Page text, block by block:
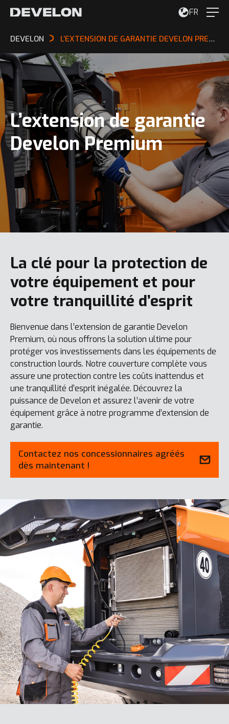
FR
DEVELON L’EXTENSION DE GARANTIE DEVELON PREMIUM
L’extension de garantie
Develon Premium
La clé pour la protection de
votre équipement et pour
votre tranquillité d’esprit
Bienvenue dans l’extension de garantie Develon
Premium, où nous offrons la solution ultime pour
protéger vos investissements dans les équipements de
construction lourds. Notre couverture complète vous
assure une protection contre les coûts inattendus et
une tranquillité d’esprit inégalée. Découvrez la
puissance de Develon et assurez l’avenir de votre
équipement grâce à notre programme d’extension de
garantie.
Contactez nos concessionnaires agréés
dès maintenant !